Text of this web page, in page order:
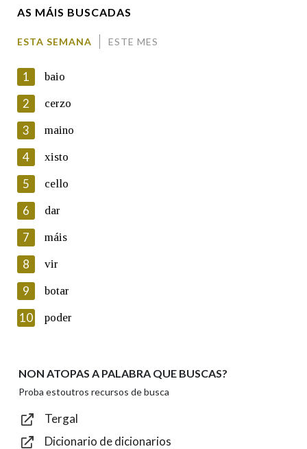
En cumprimento da normativa vixente en materia de
Protección de Datos de Carácter Persoal, a Real Academia
Galega informa a aqueles usuarios que faciliten o seu correo
electrónico, así como calquera outra información de carácter
persoal, que estes datos serán obxecto de tratamento
automatizado de carácter confidencial e incorporados aos seus
ficheiros informáticos. Así mesmo, os usuarios poderán exercer o
seu dereito de acceso, rectificación, oposición e cancelación dos
seus datos poñéndose en contacto connosco.
Lin e acepto as condicións da política de
Introduce o código que aparece na imaxe:
Texto de verificación
AS MÁIS BUSCADAS
ESTA SEMANA ESTE MES
1 baio
2 cerzo
3 maino
4 xisto
5 cello
6 dar
7 máis
8 vir
9 botar
10 poder
NON ATOPAS A PALABRA QUE BUSCAS?
Proba estoutros recursos de busca
Tergal
Dicionario de dicionarios